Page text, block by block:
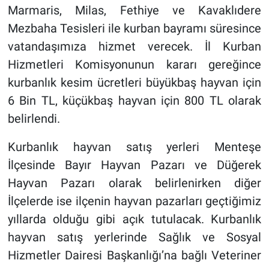
Marmaris, Milas, Fethiye ve Kavaklıdere
Mezbaha Tesisleri ile kurban bayramı süresince
vatandaşımıza hizmet verecek. İl Kurban
Hizmetleri Komisyonunun kararı gereğince
kurbanlık kesim ücretleri büyükbaş hayvan için
6 Bin TL, küçükbaş hayvan için 800 TL olarak
belirlendi.
Kurbanlık hayvan satış yerleri Menteşe
İlçesinde Bayır Hayvan Pazarı ve Düğerek
Hayvan Pazarı olarak belirlenirken diğer
İlçelerde ise ilçenin hayvan pazarları geçtiğimiz
yıllarda olduğu gibi açık tutulacak. Kurbanlık
hayvan satış yerlerinde Sağlık ve Sosyal
Hizmetler Dairesi Başkanlığı’na bağlı Veteriner